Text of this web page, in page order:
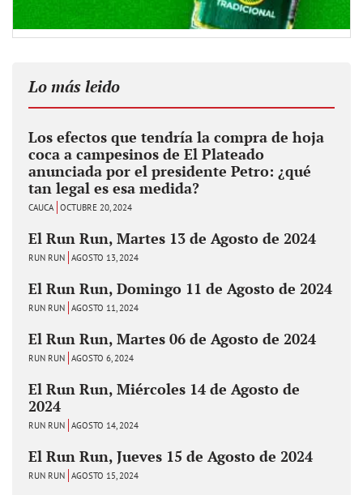
Lo más leido
Los efectos que tendría la compra de hoja
coca a campesinos de El Plateado
anunciada por el presidente Petro: ¿qué
tan legal es esa medida?
CAUCA OCTUBRE 20, 2024
El Run Run, Martes 13 de Agosto de 2024
RUN RUN AGOSTO 13, 2024
El Run Run, Domingo 11 de Agosto de 2024
RUN RUN AGOSTO 11, 2024
El Run Run, Martes 06 de Agosto de 2024
RUN RUN AGOSTO 6, 2024
El Run Run, Miércoles 14 de Agosto de
2024
RUN RUN AGOSTO 14, 2024
El Run Run, Jueves 15 de Agosto de 2024
RUN RUN AGOSTO 15, 2024